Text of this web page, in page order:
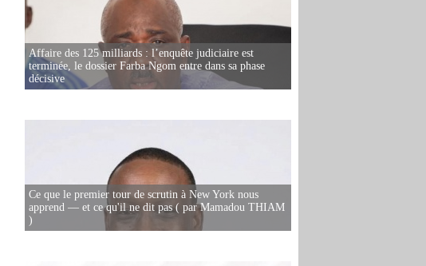
Affaire des 125 milliards : l’enquête judiciaire est
terminée, le dossier Farba Ngom entre dans sa phase
décisive
Ce que le premier tour de scrutin à New York nous
apprend — et ce qu'il ne dit pas ( par Mamadou THIAM
)